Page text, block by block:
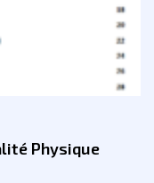
Physique